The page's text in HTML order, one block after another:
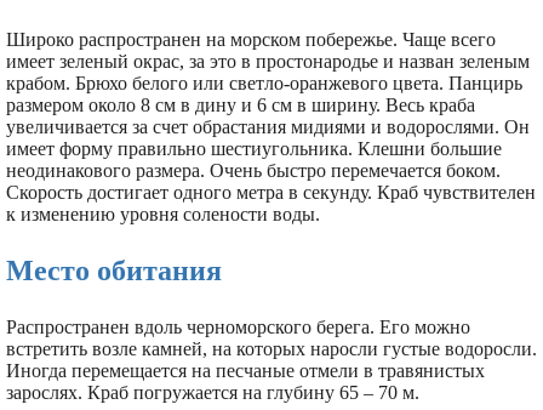
Широко распространен на морском побережье. Чаще всего
имеет зеленый окрас, за это в простонародье и назван зеленым
крабом. Брюхо белого или светло-оранжевого цвета. Панцирь
размером около 8 см в дину и 6 см в ширину. Весь краба
увеличивается за счет обрастания мидиями и водорослями. Он
имеет форму правильно шестиугольника. Клешни большие
неодинакового размера. Очень быстро перемечается боком.
Скорость достигает одного метра в секунду. Краб чувствителен
к изменению уровня солености воды.
Место обитания
Распространен вдоль черноморского берега. Его можно
встретить возле камней, на которых наросли густые водоросли.
Иногда перемещается на песчаные отмели в травянистых
зарослях. Краб погружается на глубину 65 – 70 м.